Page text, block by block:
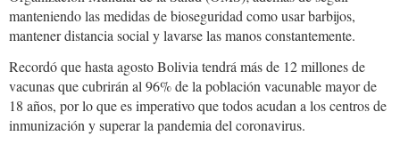
manteniendo las medidas de bioseguridad como usar barbijos,
mantener distancia social y lavarse las manos constantemente.
Recordó que hasta agosto Bolivia tendrá más de 12 millones de
vacunas que cubrirán al 96% de la población vacunable mayor de
18 años, por lo que es imperativo que todos acudan a los centros de
inmunización y superar la pandemia del coronavirus.